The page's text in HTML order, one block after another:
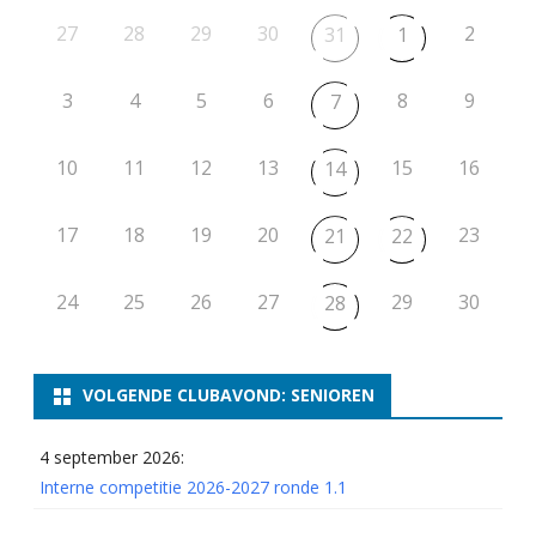
27
28 29 30 31 1 2
3 4 5 6 7 8 9
10 11 12 13 14 15 16
17 18 19 20 21 22 23
24 25 26 27 28 29 30
VOLGENDE CLUBAVOND: SENIOREN
4 september 2026:
Interne competitie 2026-2027 ronde 1.1